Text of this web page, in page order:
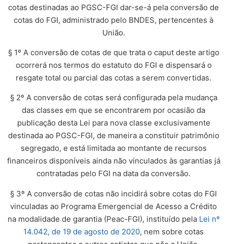
cotas destinadas ao PGSC-FGI dar-se-á pela conversão de
cotas do FGI, administrado pelo BNDES, pertencentes à
União.
§ 1º A conversão de cotas de que trata o caput deste artigo
ocorrerá nos termos do estatuto do FGI e dispensará o
resgate total ou parcial das cotas a serem convertidas.
§ 2º A conversão de cotas será configurada pela mudança
das classes em que se encontrarem por ocasião da
publicação desta Lei para nova classe exclusivamente
destinada ao PGSC-FGI, de maneira a constituir patrimônio
segregado, e está limitada ao montante de recursos
financeiros disponíveis ainda não vinculados às garantias já
contratadas pelo FGI na data da conversão.
§ 3º A conversão de cotas não incidirá sobre cotas do FGI
vinculadas ao Programa Emergencial de Acesso a Crédito
na modalidade de garantia (Peac-FGI), instituído pela Lei nº
14.042, de 19 de agosto de 2020, nem sobre cotas